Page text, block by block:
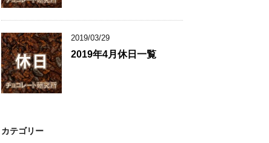
2019/03/29
2019年4月休日一覧
カテゴリー